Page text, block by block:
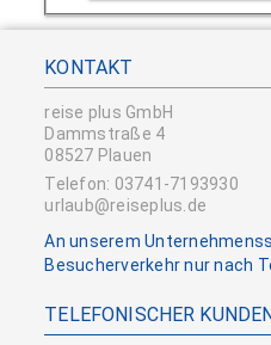
KONTAKT
reise plus GmbH
Dammstraße 4
08527 Plauen
Telefon: 03741-7193930
urlaub@reiseplus.de
An unserem
Besucherverkehr nur nach
TELEFONISCHER